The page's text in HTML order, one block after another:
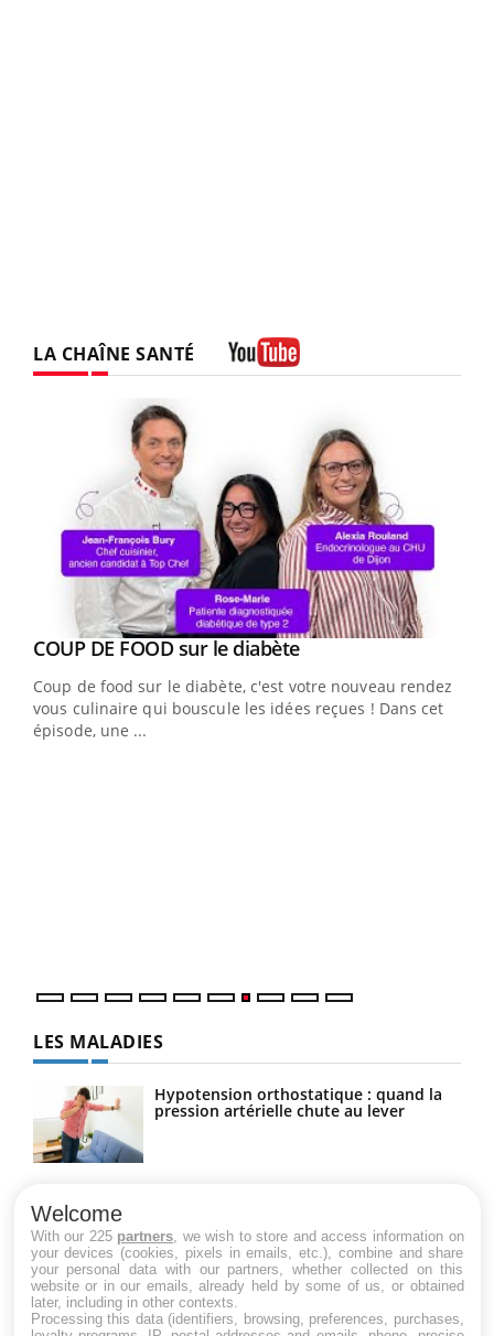
LA CHAÎNE SANTÉ
Youtube
COUP DE FOOD sur le diabèteYoutube
Coup de food sur le diabète, c'est votre nouveau rendez-
vous culinaire qui bouscule les idées reçues ! Dans cet
épisode, une ...
LES MALADIES
Hypotension orthostatique : quand la
pression artérielle chute au lever
Maladie de Charcot (Sclérose latérale
amyotrophique)
Welcome
With our 225 partners , we wish to store and access information on
your devices (cookies, pixels in emails, etc.), combine and share
your personal data with our partners, whether collected on this
website or in our emails, already held by some of us, or obtained
later, including in other contexts.
Processing this data (identifiers, browsing, preferences, purchases,